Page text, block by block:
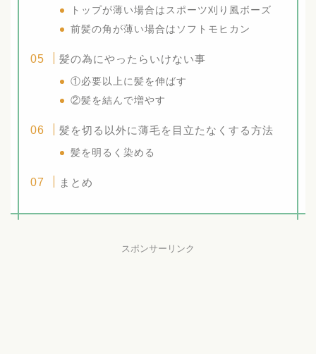
トップが薄い場合はスポーツ刈り風ボーズ
前髪の角が薄い場合はソフトモヒカン
髪の為にやったらいけない事
①必要以上に髪を伸ばす
②髪を結んで増やす
髪を切る以外に薄毛を目立たなくする方法
髪を明るく染める
まとめ
スポンサーリンク